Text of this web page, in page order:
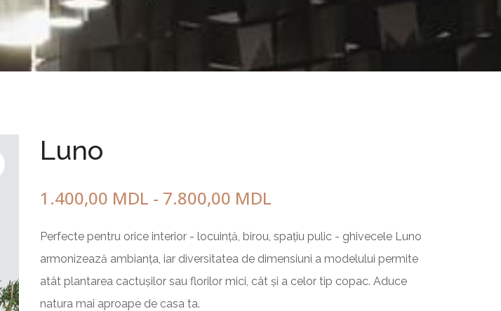
Cercul Prieteniei
Ghiveci
Cu lemn
Star
Bancă cu masă de șah
Jardinieră pătrată
din pietriș de marmură
DELIMITATOARE DE
Nova
Titan
Orion
Luno
1.400,00 MDL - 7.800,00 MDL
Perfecte pentru orice interior - locuință, birou, spațiu pulic - ghivecele Luno
armonizează ambianța, iar diversitatea de dimensiuni a modelului permite
atât plantarea cactușilor sau florilor mici, cât și a celor tip copac. Aduce
natura mai aproape de casa ta.